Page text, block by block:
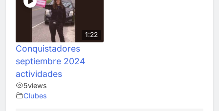
1:22
Conquistadores
septiembre 2024
actividades
5views
Clubes